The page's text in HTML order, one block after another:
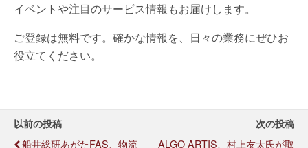
イベントや注目のサービス情報もお届けします。
ご登録は無料です。確かな情報を、日々の業務にぜひお
役立てください。
以前の投稿
船井総研あがたFAS、物流
次の投稿
ALGO ARTIS、村上友太氏が取